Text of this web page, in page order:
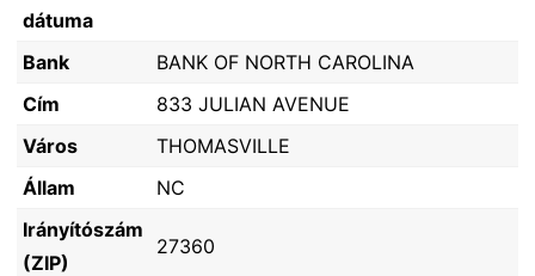
dátuma
Bank
BANK OF NORTH CAROLINA
Cím
833 JULIAN AVENUE
Város
THOMASVILLE
Állam
NC
Irányítószám
(ZIP)
27360